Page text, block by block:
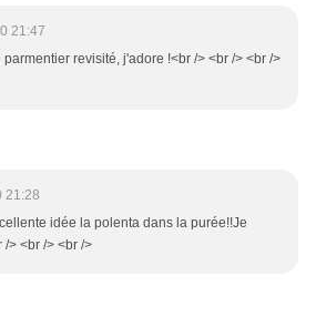
21:47
parmentier revisité, j'adore !<br /> <br /> <br />
21:28
idée la polenta dans la purée!!Je
/> <br /> <br />